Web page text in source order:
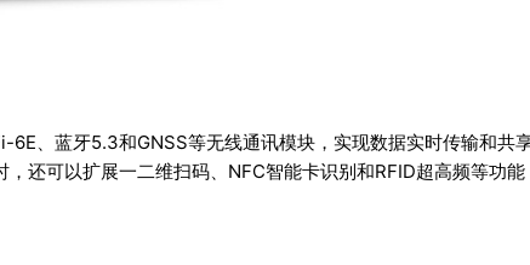
、蓝牙5.3和GNSS等无线通讯模块，实现数据实时传输和共
还可以扩展一二维扫码、NFC智能卡识别和RFID超高频等功能